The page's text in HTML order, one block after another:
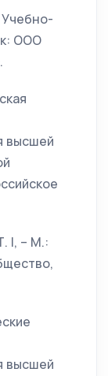
ООО
высшей
I, – М.:
высшей